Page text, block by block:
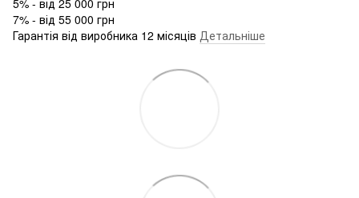
7% - від 55 000 грн
Гарантія від виробника 12 місяців Детальніше